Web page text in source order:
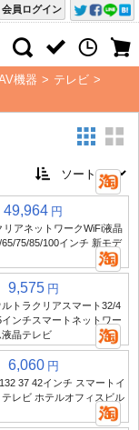
会員ログイン
機器 > テレビ >
49,964 円
リアネットワークWiFi液晶
75/85/100インチ 新モデ
9,575 円
トラクリアスマート32/4
ンチスマートネットワー
晶テレビ
6,060 円
37 42インチ スマートイ
レビ ホテルオフィスビル